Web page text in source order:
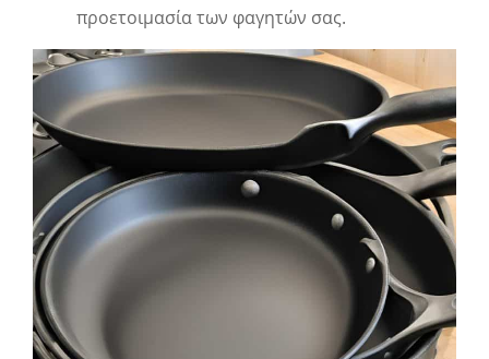
προετοιμασία των φαγητών σας.